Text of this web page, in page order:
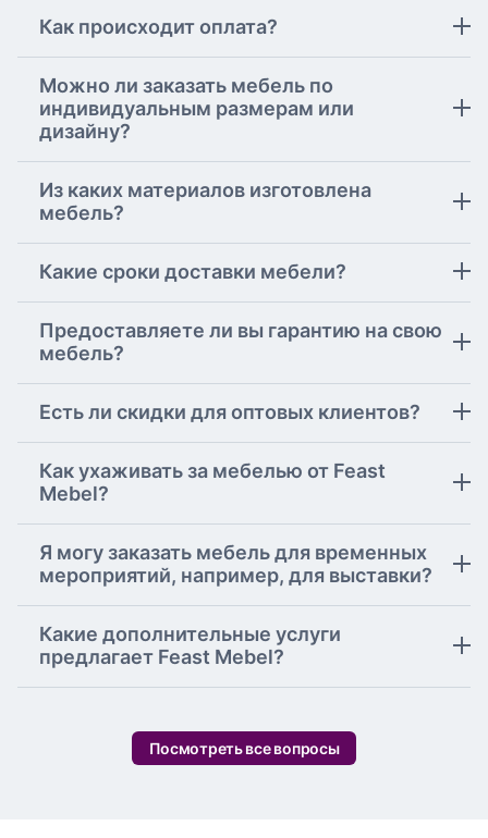
Как происходит оплата?
Можно ли заказать мебель по
индивидуальным размерам или
дизайну?
Из каких материалов изготовлена
мебель?
Какие сроки доставки мебели?
Предоставляете ли вы гарантию на свою
мебель?
Есть ли скидки для оптовых клиентов?
Как ухаживать за мебелью от Feast
Mebel?
Я могу заказать мебель для временных
мероприятий, например, для выставки?
Какие дополнительные услуги
предлагает Feast Mebel?
Посмотреть все вопросы